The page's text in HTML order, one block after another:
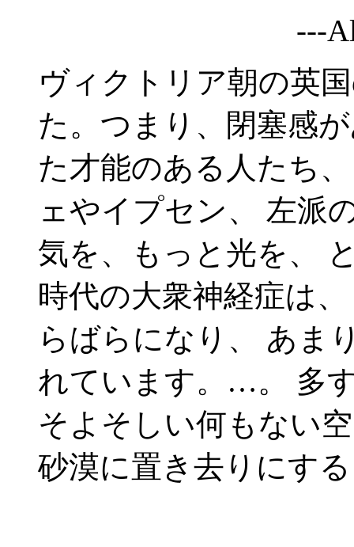
---
ヴィクトリア朝の英
た。つまり、閉塞感
た才能のある人たち
ェやイプセン、 左派
気を、もっと光を、
時代の大衆神経症は
らばらになり、 あま
れています。…。 多
そよそしい何もない
砂漠に置き去りにす